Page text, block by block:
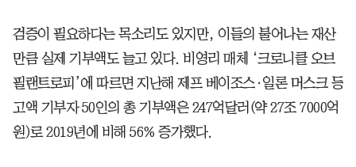
검증이 필요하다는 목소리도 있지만, 이들의 불어나는 재산
만큼 실제 기부액도 늘고 있다. 비영리 매체 ‘크로니클 오브
필랜트로피’에 따르면 지난해 제프 베이조스·일론 머스크 등
고액 기부자 50인의 총 기부액은 247억달러(약 27조 7000억
원)로 2019년에 비해 56% 증가했다.